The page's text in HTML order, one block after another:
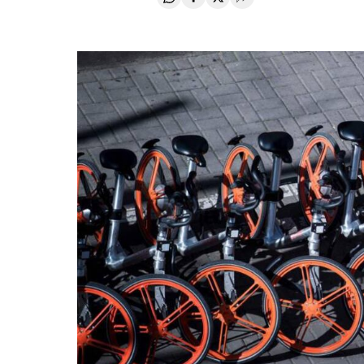
Compartir en Whatsapp
Compartir en Facebook
Compartir en Twitter
Desplegar Redes